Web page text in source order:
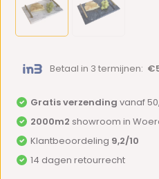
Betaal in 3 termijnen:
Gratis verzending vanaf
2000m2 showroom in
Klantbeoordeling 9,2/10
14 dagen retourrecht